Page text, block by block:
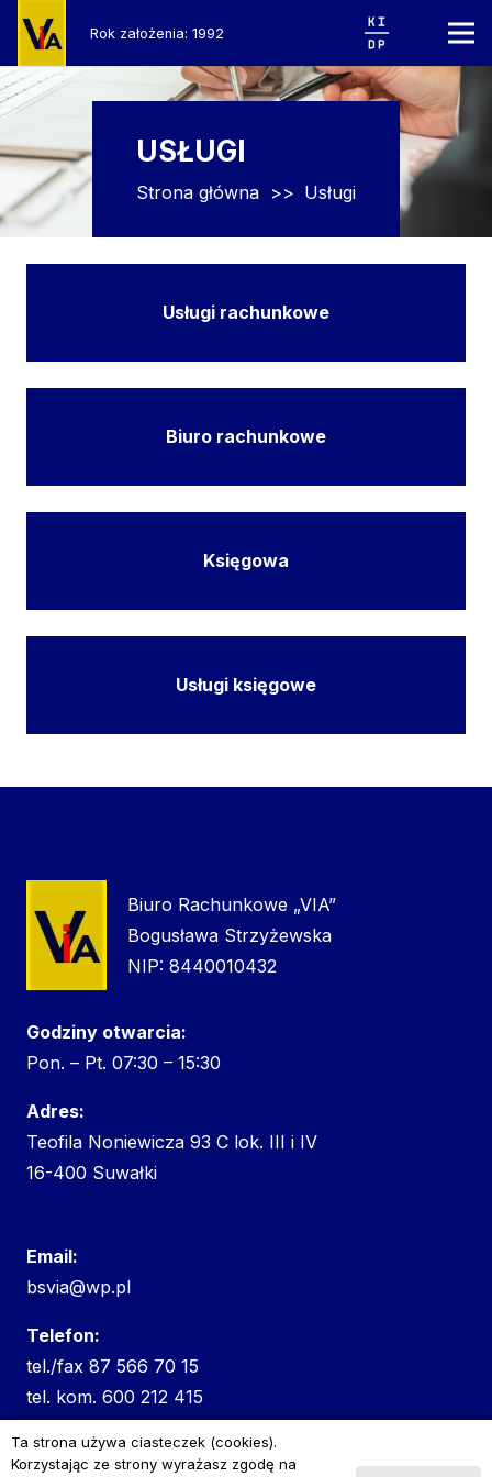
Rok założenia: 1992
USŁUGI
Strona główna >> Usługi
Usługi rachunkowe
Biuro rachunkowe
Księgowa
Usługi księgowe
Biuro Rachunkowe „VIA”
Bogusława Strzyżewska
NIP: 8440010432
Godziny otwarcia:
Pon. – Pt. 07:30 – 15:30
Adres:
Teofila Noniewicza 93 C lok. III i IV
16-400 Suwałki
Email:
bsvia@wp.pl
Telefon:
tel./fax 87 566 70 15
tel. kom. 600 212 415
Ta strona używa ciasteczek (cookies).
Korzystając ze strony wyrażasz zgodę na